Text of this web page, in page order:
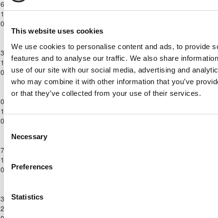
This website uses cookies
We use cookies to personalise content and ads, to provide
features and to analyse our traffic. We also share
use of our site with our social media, advertising and
who may combine it with other information that you’ve
or that they’ve collected from your use of their services.
Selection
Necessary
Preferences
Statistics
Πρωτάθλημα
Επίλεκτης
ΣΤΟΚ
ΔΟΞΑ1 0DINAMO
95'
Παγκύπριο
Πρωτάθλημα
Επίλεκτης
Κατηγορίας
ΣΤΟΚ
ANORTHOSIS
MOUTTAGIAKAS2 0 ΔΟΞΑ
ΠΑΛΑΙΟΜΕΤΟΧΟΥ93'
Παγκύπριο
2022
ΠΑΛΑΙΟΜΕΤΟΧΟΥ
Παγκύπριο
Κατηγορίας
Πρωτάθλημα